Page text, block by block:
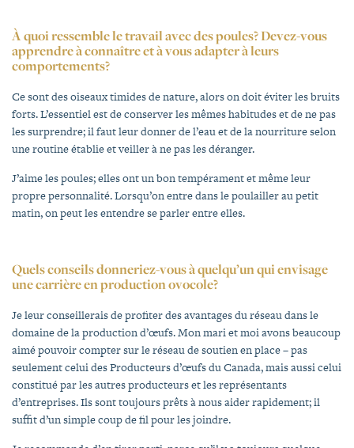
À quoi ressemble le travail avec des poules? Devez-vous
apprendre à connaître et à vous adapter à leurs
comportements?
Ce sont des oiseaux timides de nature, alors on doit éviter les bruits
forts. L’essentiel est de conserver les mêmes habitudes et de ne pas
les surprendre; il faut leur donner de l’eau et de la nourriture selon
une routine établie et veiller à ne pas les déranger.
J’aime les poules; elles ont un bon tempérament et même leur
propre personnalité. Lorsqu’on entre dans le poulailler au petit
matin, on peut les entendre se parler entre elles.
Quels conseils donneriez-vous à quelqu’un qui envisage
une carrière en production ovocole?
Je leur conseillerais de profiter des avantages du réseau dans le
domaine de la production d’œufs. Mon mari et moi avons beaucoup
aimé pouvoir compter sur le réseau de soutien en place – pas
seulement celui des Producteurs d’œufs du Canada, mais aussi celui
constitué par les autres producteurs et les représentants
d’entreprises. Ils sont toujours prêts à nous aider rapidement; il
suffit d’un simple coup de fil pour les joindre.